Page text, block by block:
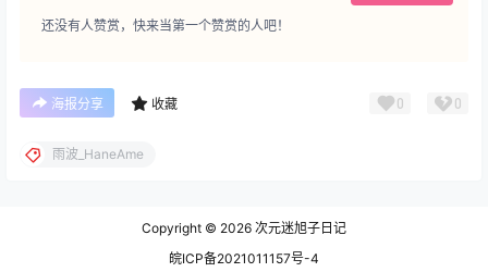
还没有人赞赏，快来当第一个赞赏的人吧！
海报分享 收藏 0 0
雨波_HaneAme
Copyright © 2026 次元迷旭子日记
皖ICP备2021011157号-4